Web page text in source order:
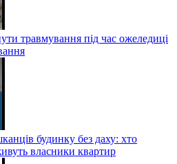
травмування під час ожеледиці
будинку без даху: хто
власники квартир